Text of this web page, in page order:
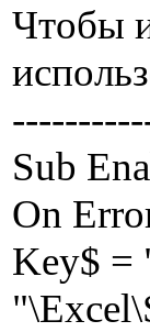
Чтобы
Sub
On
Key$ =